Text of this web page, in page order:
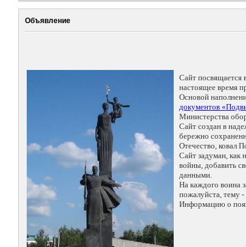
Объявление
Сайт посвящается
настоящее время
Основой
документов
Министерства
Сайт создан в
бережно
Отечество, ковал
Сайт задуман, как
войны, добавить
данными.
На каждого воина
пожалуйста, тему -
Информацию о